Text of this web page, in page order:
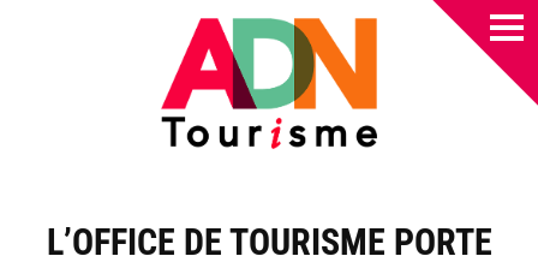
L’OFFICE DE TOURISME PORTE